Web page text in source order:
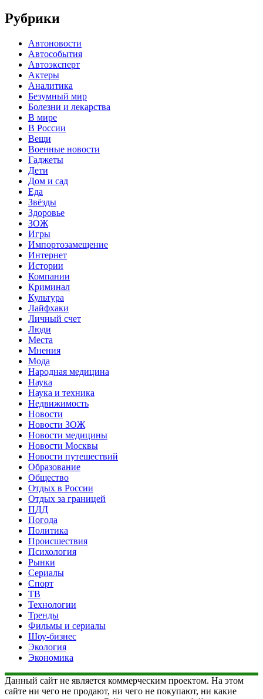
Рубрики
Автоновости
Автособытия
Автоэксперт
Актеры
Аналитика
Безумный мир
Болезни и лекарства
В мире
В России
Вещи
Военные новости
Гаджеты
Дети
Дом и сад
Еда
Звёзды
Здоровье
ЗОЖ
Игры
Импортозамещение
Интернет
Истории
Компании
Криминал
Культура
Лайфхаки
Личный счет
Люди
Места
Мнения
Мода
Народная медицина
Наука
Наука и техника
Недвижимость
Новости
Новости ЗОЖ
Новости медицины
Новости Москвы
Новости путешествий
Образование
Общество
Отдых в России
Отдых за границей
ПДД
Погода
Политика
Происшествия
Психология
Рынки
Сериалы
Спорт
ТВ
Технологии
Тренды
Фильмы и сериалы
Шоу-бизнес
Экология
Экономика
Данный сайт не является коммерческим проектом. На этом
сайте ни чего не продают, ни чего не покупают, ни какие